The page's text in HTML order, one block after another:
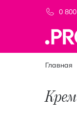
0
Главная